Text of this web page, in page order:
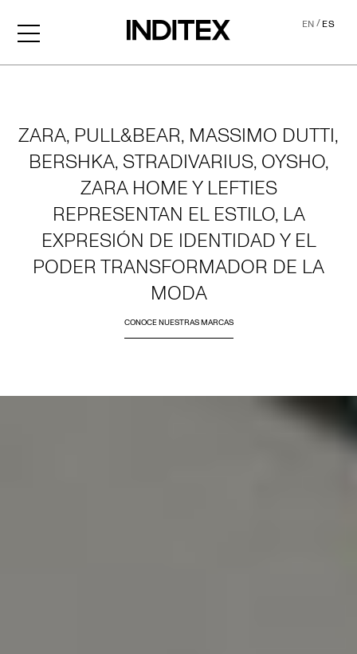
EN/ES
ZARA, PULL&BEAR, MASSIMO DUTTI,
BERSHKA, STRADIVARIUS, OYSHO,
ZARA HOME Y LEFTIES
REPRESENTAN EL ESTILO, LA
EXPRESIÓN DE IDENTIDAD Y EL
PODER TRANSFORMADOR DE LA
MODA
CONOCE NUESTRAS MARCAS